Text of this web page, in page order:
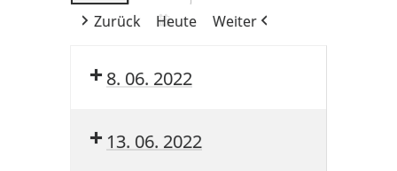
Zurück
Heute Weiter
8. 06. 2022
13. 06. 2022